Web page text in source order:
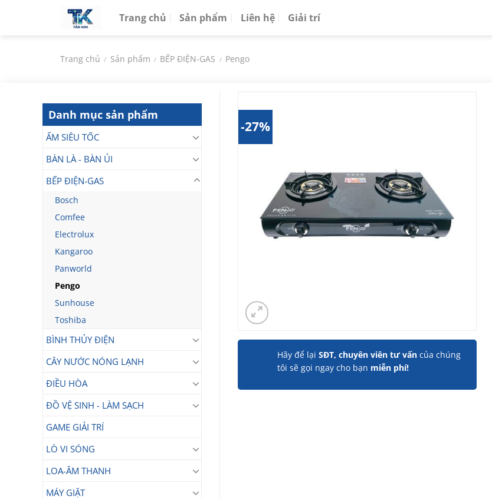
Trang chủ Sản phẩm Liên hệ Giải trí
Trang chủ / Sản phẩm / BẾP ĐIỆN-GAS / Pengo
Danh mục sản phẩm
ẤM SIÊU TỐC
BÀN LÀ - BÀN ỦI
BẾP ĐIỆN-GAS
Bosch
Comfee
Electrolux
Kangaroo
Panworld
Pengo
Sunhouse
Toshiba
BÌNH THỦY ĐIỆN
CÂY NƯỚC NÓNG LẠNH
ĐIỀU HÒA
ĐỒ VỆ SINH - LÀM SẠCH
GAME GIẢI TRÍ
LÒ VI SÓNG
LOA-ÂM THANH
MÁY GIẶT
-27%
Hãy để lại SĐT, chuyên viên tư vấn của chúng
tôi sẽ gọi ngay cho bạn miễn phí!